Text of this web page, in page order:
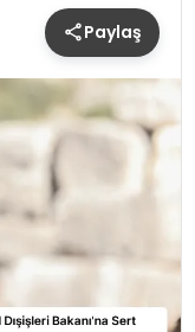
Paylaş